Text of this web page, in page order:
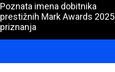
Poznata imena dobitnika
prestižnih Mark Awards 2025
priznanja